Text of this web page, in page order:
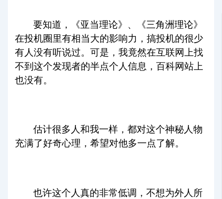
要知道，《亚当理论》、《三角洲理论》
在投机圈里有相当大的影响力，搞投机的很少
有人没有听说过。可是，我竟然在互联网上找
不到这个发现者的半点个人信息，百科网站上
也没有。
估计很多人和我一样，都对这个神秘人物
充满了好奇心理，希望对他多一点了解。
也许这个人真的非常低调，不想为外人所